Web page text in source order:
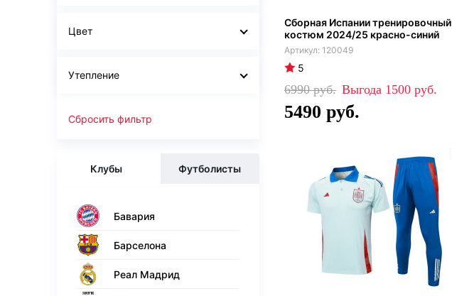
Цвет
Утепление
Сбросить фильтр
Клубы Футболисты
Бавария
Барселона
Реал Мадрид
Сборная Испании тренировочный
костюм 2024/25 красно-синий
120049
5
6990 1500
5490